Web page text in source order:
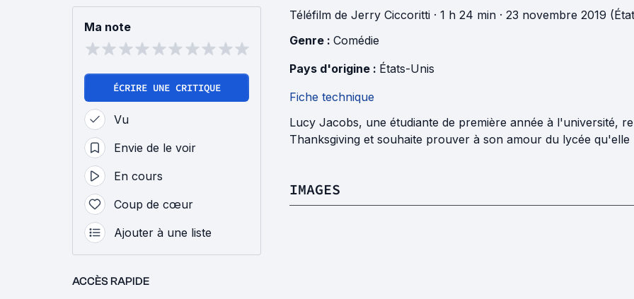
Ma note
ÉCRIRE UNE CRITIQUE
Vu
Envie de le voir
En cours
Coup de cœur
Ajouter à une liste
ACCÈS RAPIDE
Téléfilm de Jerry Ciccoritti · 1 h 24 min · 23 novembre 2019
Genre : Comédie
Pays d'origine : États-Unis
Fiche technique
Lucy Jacobs, une étudiante de première année à l'université,
Thanksgiving et souhaite prouver à son amour du lycée
IMAGES